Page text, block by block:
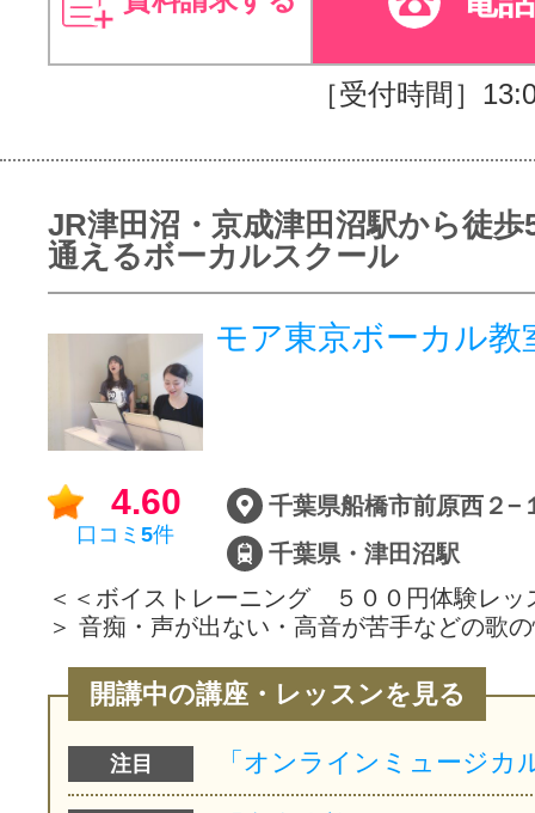
［受付時間］
JR津田沼・京成津田沼駅から徒歩
通えるボーカルスクール
モア東京ボーカル教
4.60
口コミ 5件
千葉県・津田沼駅
＜＜ボイストレーニング ５００円体験レ
＞ 音痴・声が出ない・高音が苦手などの歌
開講中の講座・レッスンを見る
注目